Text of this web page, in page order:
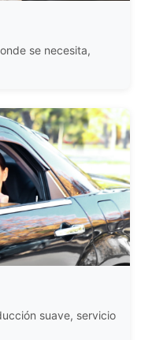
se necesita,
suave, servicio